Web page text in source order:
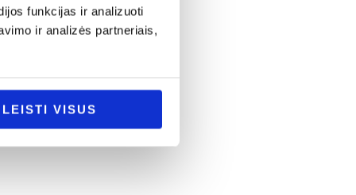
funkcijas ir analizuoti
ir analizės partneriais,
LEISTI VISUS